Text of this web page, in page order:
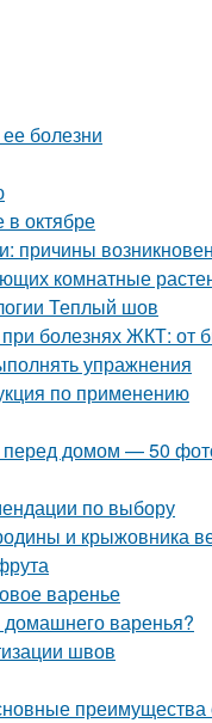
болезни
в октябре
причины
комнатные
Теплый шов
болезнях ЖКТ: от
упражнения
по применению
перед домом — 50
по выбору
и крыжовника
варенье
домашнего варенья?
швов
преимущества